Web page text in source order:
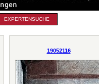
EXPERTENSUCHE
19052116